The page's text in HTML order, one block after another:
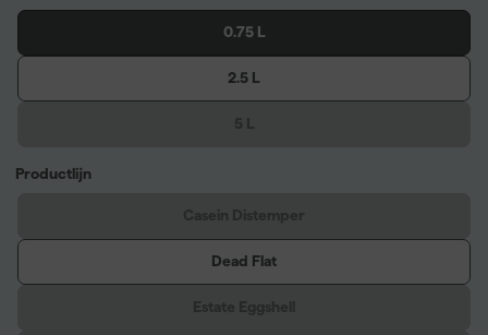
0.75 L
2.5 L
Productlijn
Dead Flat